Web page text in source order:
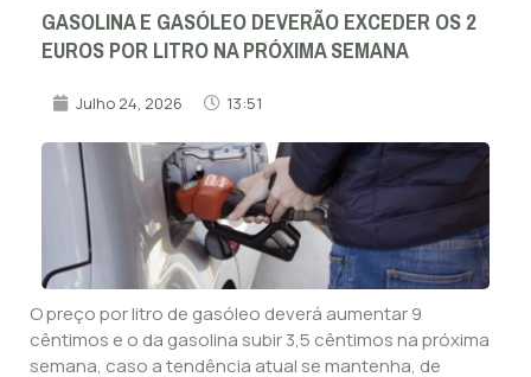
GASOLINA E GASÓLEO DEVERÃO EXCEDER OS 2
EUROS POR LITRO NA PRÓXIMA SEMANA
Julho 24, 2026 13:51
O preço por litro de gasóleo deverá aumentar 9
cêntimos e o da gasolina subir 3,5 cêntimos na próxima
semana, caso a tendência atual se mantenha, de